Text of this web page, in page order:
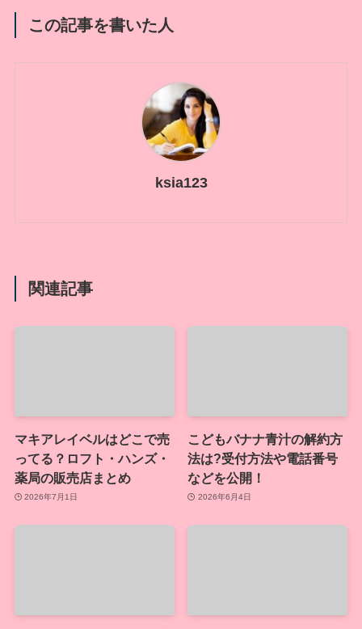
この記事を書いた人
ksia123
関連記事
マキアレイベルはどこで売
ってる？ロフト・ハンズ・
薬局の販売店まとめ
2026年7月1日
こどもバナナ青汁の解約方
法は?受付方法や電話番号
などを公開！
2026年6月4日